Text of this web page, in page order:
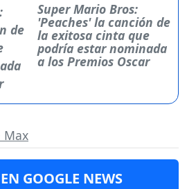
Super Mario Bros:
'Peaches' la canción de
la exitosa cinta que
podría estar nominada
a los Premios Oscar
Max
GOOGLE NEWS